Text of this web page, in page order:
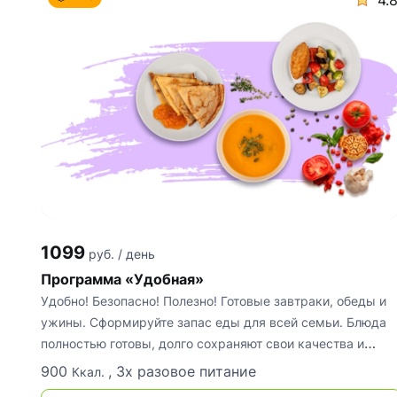
1099руб. / день
Программа «Удобная»
Удобно! Безопасно! Полезно! Готовые завтраки, обеды и
ужины. Сформируйте запас еды для всей семьи. Блюда
полностью готовы, долго сохраняют свои качества и
обеспечивают
900 Ккал. , 3х разовое питание